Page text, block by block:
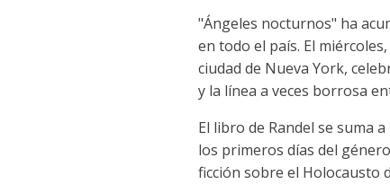
"Ángeles nocturnos" ha
en todo el país. El
ciudad de Nueva York,
y la línea a veces borrosa
El libro de Randel se suma
los primeros días del
ficción sobre el Holocausto